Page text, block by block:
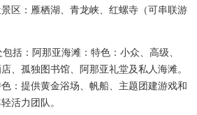
区：雁栖湖、青龙峡、红螺寺（可串联游
括：阿那亚海滩：特色：小众、高级、
、孤独图书馆、阿那亚礼堂及私人海滩。
：提供黄金浴场、帆船、主题团建游戏和
活力团队。